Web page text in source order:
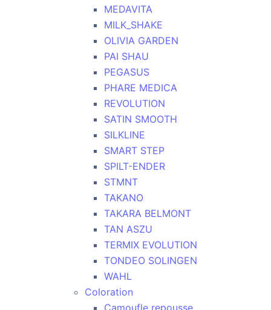
MEDAVITA
MILK_SHAKE
OLIVIA GARDEN
PAI SHAU
PEGASUS
PHARE MEDICA
REVOLUTION
SATIN SMOOTH
SILKLINE
SMART STEP
SPILT-ENDER
STMNT
TAKANO
TAKARA BELMONT
TAN ASZU
TERMIX EVOLUTION
TONDEO SOLINGEN
WAHL
Coloration
Camoufle repousse